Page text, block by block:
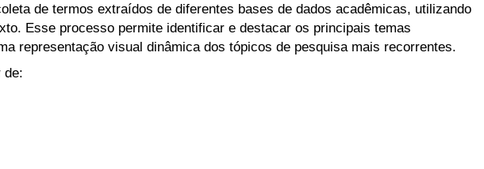
de termos extraídos de diferentes bases de dados acadêmicas, utilizando
Esse processo permite identificar e destacar os principais temas
representação visual dinâmica dos tópicos de pesquisa mais recorrentes.
de: